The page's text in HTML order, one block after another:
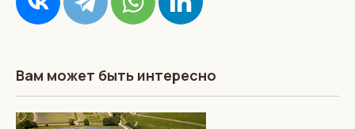
Вам может быть интересно